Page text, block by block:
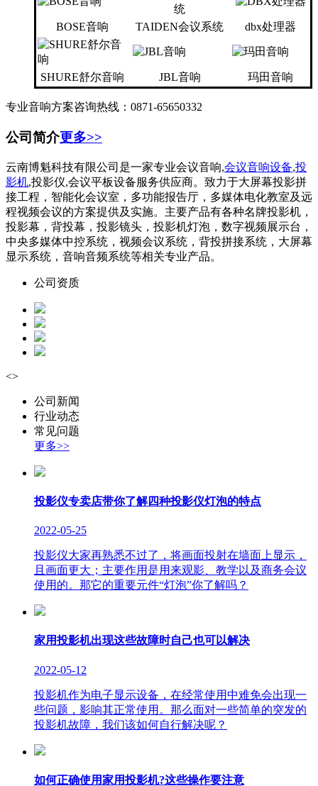
BOSE音响 TAIDEN会议系统 dbx处理器
SHURE舒尔音响 JBL音响 玛田音响
专业音响方案咨询热线：0871-65650332
公司简介更多>>
云南博魁科技有限公司是一家专业会议音响,会议音响设备,投
影机,投影仪,会议平板设备服务供应商。致力于大屏幕投影拼
接工程，智能化会议室，多功能报告厅，多媒体电化教室及远
程视频会议的方案提供及实施。主要产品有各种名牌投影机，
投影幕，背投幕，投影镜头，投影机灯泡，数字视频展示台，
中央多媒体中控系统，视频会议系统，背投拼接系统，大屏幕
显示系统，音响音频系统等相关专业产品。
公司资质
<>
公司新闻
行业动态
常见问题
更多>>
投影仪专卖店带你了解四种投影仪灯泡的特点
2022-05-25
投影仪大家再熟悉不过了，将画面投射在墙面上显示，
且画面更大；主要作用是用来观影、教学以及商务会议
使用的。那它的重要元件“灯泡”你了解吗？
家用投影机出现这些故障时自己也可以解决
2022-05-12
投影机作为电子显示设备，在经常使用中难免会出现一
些问题，影响其正常使用。那么面对一些简单的突发的
投影机故障，我们该如何自行解决呢？
如何正确使用家用投影机?这些操作要注意